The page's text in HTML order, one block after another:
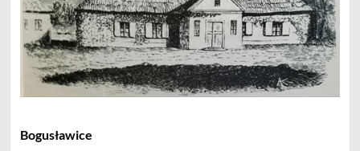
Bogusławice